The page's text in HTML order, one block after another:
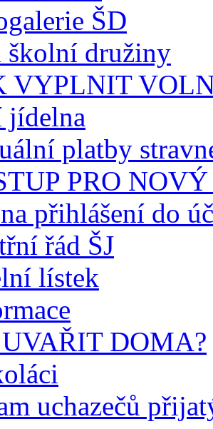
ŠD
školní družiny
VYPLNIT
jídelna
platby
PRO
přihlášení do
řád ŠJ
lístek
DOMA?
uchazečů